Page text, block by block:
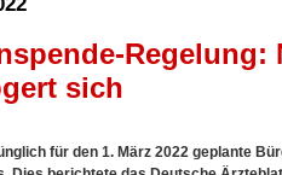
Regelung:
sich
für den 1. März 2022 geplante